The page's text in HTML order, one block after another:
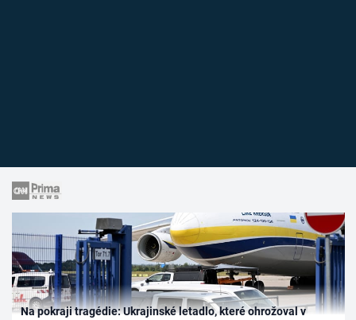
Na pokraji tragédie: Ukrajinské letadlo, které ohrožoval v